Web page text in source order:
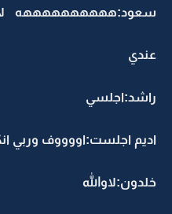
سعود:ههههههههههه
عندي
راشد:اجلسي
اديم اجلست:اووووف وربي
خلدون:لاوالله